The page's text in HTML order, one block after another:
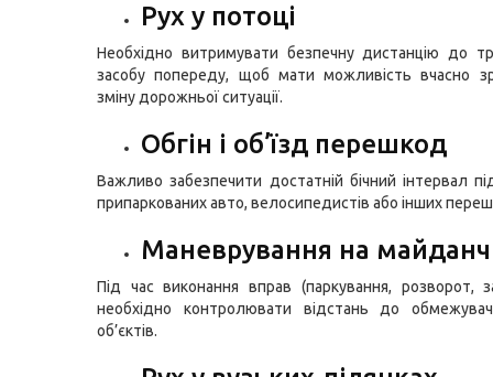
Рух у потоці
Необхідно витримувати безпечну дистанцію до
засобу попереду, щоб мати можливість вчасно
зміну дорожньої ситуації.
Обгін і об’їзд перешкод
Важливо забезпечити достатній бічний інтервал
припаркованих авто, велосипедистів або інших
Маневрування на
Під час виконання вправ (паркування, розворот,
необхідно контролювати відстань до
об’єктів.